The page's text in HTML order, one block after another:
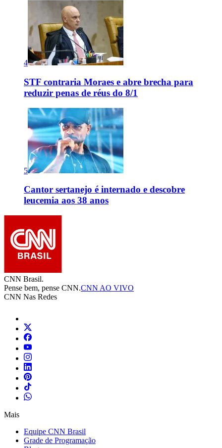
4
STF contraria Moraes e abre brecha para
reduzir penas de réus do 8/1
5
Cantor sertanejo é internado e descobre
leucemia aos 38 anos
CNN Brasil.
Pense bem, pense CNN.CNN AO VIVO
CNN Nas Redes
Mais
Equipe CNN Brasil
Grade de Programação